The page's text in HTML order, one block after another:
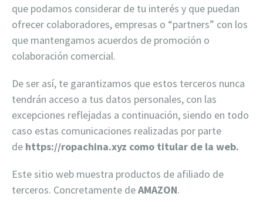
que podamos considerar de tu interés y que puedan
ofrecer colaboradores, empresas o “partners” con los
que mantengamos acuerdos de promoción o
colaboración comercial.
De ser así, te garantizamos que estos terceros nunca
tendrán acceso a tus datos personales, con las
excepciones reflejadas a continuación, siendo en todo
caso estas comunicaciones realizadas por parte
de https://ropachina.xyz como titular de la web.
Este sitio web muestra productos de afiliado de
terceros. Concretamente deAMAZON.